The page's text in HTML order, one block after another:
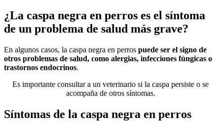
¿La caspa negra en perros es el síntoma
de un problema de salud más grave?
En algunos casos, la caspa negra en perros puede ser el signo de
otros problemas de salud, como alergias, infecciones fúngicas o
trastornos endocrinos.
Es importante consultar a un veterinario si la caspa persiste o se
acompaña de otros síntomas.
Síntomas de la caspa negra en perros